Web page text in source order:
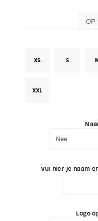
OP
XS S
XXL
Vul hier je naam
Logo